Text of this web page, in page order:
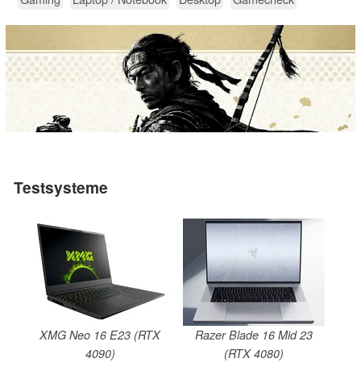
Testsysteme
XMG Neo 16 E23 (RTX
4090)
Razer Blade 16 Mid 23
(RTX 4080)